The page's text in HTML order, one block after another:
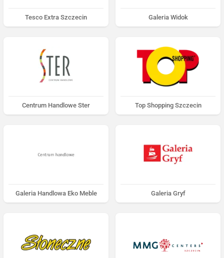
Tesco Extra Szczecin Galeria Widok
Centrum Handlowe Ster Top Shopping Szczecin
Galeria Handlowa Eko Meble Galeria Gryf